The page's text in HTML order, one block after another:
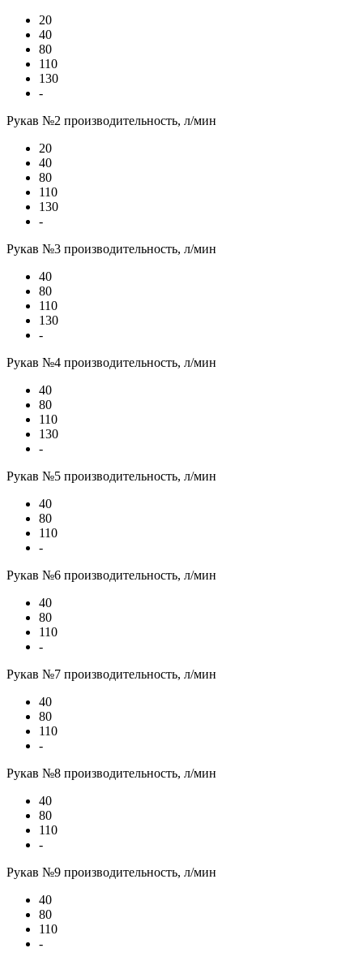
20
40
80
110
130
-
Рукав №2 производительность, л/мин
20
40
80
110
130
-
Рукав №3 производительность, л/мин
40
80
110
130
-
Рукав №4 производительность, л/мин
40
80
110
130
-
Рукав №5 производительность, л/мин
40
80
110
-
Рукав №6 производительность, л/мин
40
80
110
-
Рукав №7 производительность, л/мин
40
80
110
-
Рукав №8 производительность, л/мин
40
80
110
-
Рукав №9 производительность, л/мин
40
80
110
-